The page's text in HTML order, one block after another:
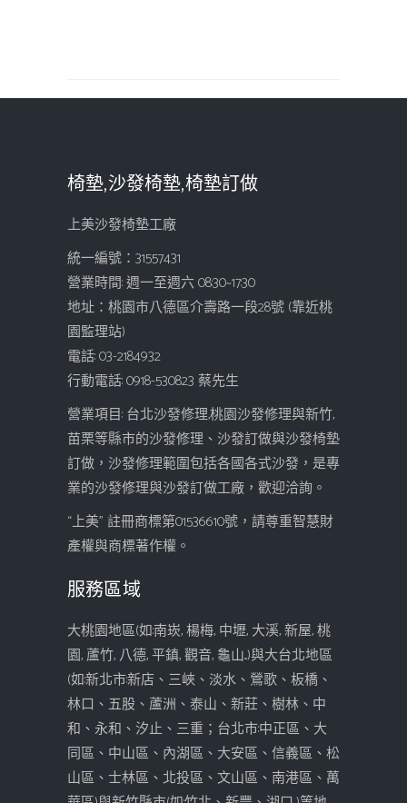
椅墊,沙發椅墊,椅墊訂做
上美沙發椅墊工廠
統一編號：31557431
營業時間: 週一至週六 08:30~17:30
地址：桃園市八德區介壽路一段28號 (靠近桃
園監理站)
電話: 03-2184932
行動電話: 0918-530823 蔡先生
營業項目: 台北沙發修理,桃園沙發修理與新竹,
苗栗等縣市的沙發修理、沙發訂做與沙發椅墊
訂做，沙發修理範圍包括各國各式沙發，是專
業的沙發修理與沙發訂做工廠，歡迎洽詢。
“上美” 註冊商標第01536610號，請尊重智慧財
產權與商標著作權。
服務區域
大桃園地區(如:南崁, 楊梅, 中壢, 大溪, 新屋, 桃
園, 蘆竹, 八德, 平鎮, 觀音, 龜山...)與大台北地區
(如:新北市:新店、三峽、淡水、鶯歌、板橋、
林口、五股、蘆洲、泰山、新莊、樹林、中
和、永和、汐止、三重；台北市:中正區、大
同區、中山區、內湖區、大安區、信義區、松
山區、士林區、北投區、文山區、南港區、萬